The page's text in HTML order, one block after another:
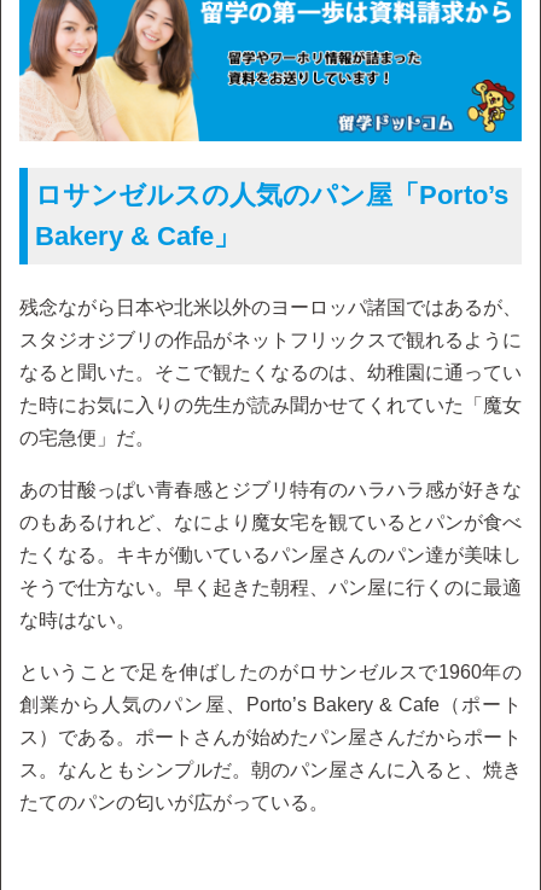
ロサンゼルスの人気のパン屋「Porto’s
Bakery & Cafe」
残念ながら日本や北米以外のヨーロッパ諸国ではあるが、
スタジオジブリの作品がネットフリックスで観れるように
なると聞いた。そこで観たくなるのは、幼稚園に通ってい
た時にお気に入りの先生が読み聞かせてくれていた「魔女
の宅急便」だ。
あの甘酸っぱい青春感とジブリ特有のハラハラ感が好きな
のもあるけれど、なにより魔女宅を観ているとパンが食べ
たくなる。キキが働いているパン屋さんのパン達が美味し
そうで仕方ない。早く起きた朝程、パン屋に行くのに最適
な時はない。
ということで足を伸ばしたのがロサンゼルスで1960年の
創業から人気のパン屋、Porto’s Bakery & Cafe（ポート
ス）である。ポートさんが始めたパン屋さんだからポート
ス。なんともシンプルだ。朝のパン屋さんに入ると、焼き
たてのパンの匂いが広がっている。